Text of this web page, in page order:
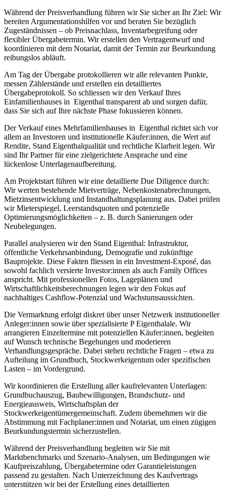
Während der Preisverhandlung führen wir Sie sicher an Ihr Ziel: Wir
bereiten Argumentationshilfen vor und beraten Sie bezüglich
Zugeständnissen – ob Preisnachlass, Inventarbegreifung oder
flexibler Übergabetermin. Wir erstellen den Vertragentwurf und
koordinieren mit dem Notariat, damit der Termin zur Beurkundung
reibungslos abläuft.
Am Tag der Übergabe protokollieren wir alle relevanten Punkte,
messen Zählerstände und erstellen ein detailliertes
Übergabeprotokoll. So schliessen wir den Verkauf Ihres
Einfamilienhauses in Eigenthal transparent ab und sorgen dafür,
dass Sie sich auf Ihre nächste Phase fokussieren können.
Der Verkauf eines Mehrfamilienhauses in Eigenthal richtet sich vor
allem an Investoren und institutionelle Käufer:innen, die Wert auf
Rendite, Stand Eigenthalqualität und rechtliche Klarheit legen. Wir
sind Ihr Partner für eine zielgerichtete Ansprache und eine
lückenlose Unterlagenaufbereitung.
Am Projektstart führen wir eine detaillierte Due Diligence durch:
Wir werten bestehende Mietverträge, Nebenkostenabrechnungen,
Mietzinsentwicklung und Instandhaltungsplanung aus. Dabei prüfen
wir Mieterspiegel, Leerstandsquoten und potenzielle
Optimierungsmöglichkeiten – z. B. durch Sanierungen oder
Neubelegungen.
Parallel analysieren wir den Stand Eigenthal: Infrastruktur,
öffentliche Verkehrsanbindung, Demografie und zukünftige
Bauprojekte. Diese Fakten fliessen in ein Investment-Exposé, das
sowohl fachlich versierte Investor:innen als auch Family Offices
anspricht. Mit professionellen Fotos, Lageplänen und
Wirtschaftlichkeitsberechnungen legen wir den Fokus auf
nachhaltiges Cashflow-Potenzial und Wachstumsaussichten.
Die Vermarktung erfolgt diskret über unser Netzwerk institutioneller
Anleger:innen sowie über spezialisierte P Eigenthalale. Wir
arrangieren Einzeltermine mit potenziellen Käufer:innen, begleiten
auf Wunsch technische Begehungen und moderieren
Verhandlungsgespräche. Dabei stehen rechtliche Fragen – etwa zu
Aufteilung im Grundbuch, Stockwerkeigentum oder spezifischen
Lasten – im Vordergrund.
Wir koordinieren die Erstellung aller kaufrelevanten Unterlagen:
Grundbuchauszug, Baubewilligungen, Brandschutz- und
Energieausweis, Wirtschaftsplan der
Stockwerkeigentümergemeinschaft. Zudem übernehmen wir die
Abstimmung mit Fachplaner:innen und Notariat, um einen zügigen
Beurkundungstermin sicherzustellen.
Während der Preisverhandlung begleiten wir Sie mit
Marktbenchmarks und Szenario-Analysen, um Bedingungen wie
Kaufpreiszahlung, Übergabetermine oder Garantieleistungen
passend zu gestalten. Nach Unterzeichnung des Kaufvertrags
unterstützen wir bei der Erstellung eines detaillierten